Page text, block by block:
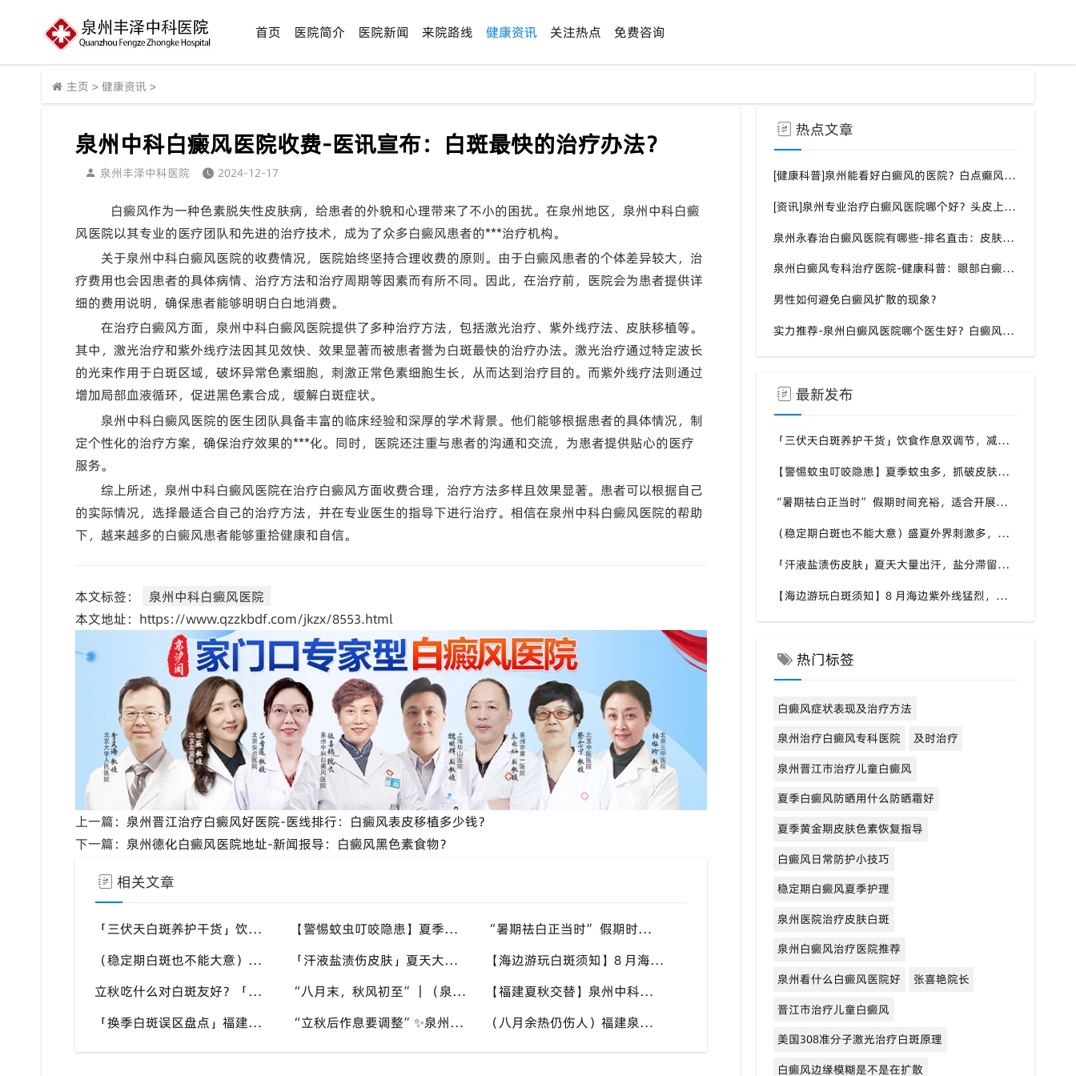
首页 医院简介 医院新闻 来院路线 健康资讯 关注热点 免费咨询
主页 > 健康资讯 >
泉州中科白癜风医院收费-医讯宣布：白斑最快的治疗办法？
泉州丰泽中科医院 2024-12-17
白癜风作为一种色素脱失性皮肤病，给患者的外貌和心理带来了不小的困扰。在泉州地区，泉州中科白癜
风医院以其专业的医疗团队和先进的治疗技术，成为了众多白癜风患者的***治疗机构。
关于泉州中科白癜风医院的收费情况，医院始终坚持合理收费的原则。由于白癜风患者的个体差异较大，治
疗费用也会因患者的具体病情、治疗方法和治疗周期等因素而有所不同。因此，在治疗前，医院会为患者提供详
细的费用说明，确保患者能够明明白白地消费。
在治疗白癜风方面，泉州中科白癜风医院提供了多种治疗方法，包括激光治疗、紫外线疗法、皮肤移植等。
其中，激光治疗和紫外线疗法因其见效快、效果显著而被患者誉为白斑最快的治疗办法。激光治疗通过特定波长
的光束作用于白斑区域，破坏异常色素细胞，刺激正常色素细胞生长，从而达到治疗目的。而紫外线疗法则通过
增加局部血液循环，促进黑色素合成，缓解白斑症状。
泉州中科白癜风医院的医生团队具备丰富的临床经验和深厚的学术背景。他们能够根据患者的具体情况，制
定个性化的治疗方案，确保治疗效果的***化。同时，医院还注重与患者的沟通和交流，为患者提供贴心的医疗
服务。
综上所述，泉州中科白癜风医院在治疗白癜风方面收费合理，治疗方法多样且效果显著。患者可以根据自己
的实际情况，选择最适合自己的治疗方法，并在专业医生的指导下进行治疗。相信在泉州中科白癜风医院的帮助
下，越来越多的白癜风患者能够重拾健康和自信。
本文标签：
泉州中科白癜风医院
本文地址：https://www.qzzkbdf.com/jkzx/8553.html
上一篇： 泉州晋江治疗白癜风好医院-医线排行：白癜风表皮移植多少钱？
下一篇： 泉州德化白癜风医院地址-新闻报导：白癜风黑色素食物？
相关文章
「三伏天白斑养护干货」饮食作息双调节，减少白斑加重诱因，福建泉州中科白癜风医院为福建白斑群体科普实用知识 【警惕蚊虫叮咬隐患】夏季蚊虫多，抓破皮肤易触发同形反应，福建泉州中科白癜风医院提醒白癜风患者做好防蚊护理
“暑期祛白正当时” 假期时间充裕，适合开展白斑系统干预，福建泉州中科白癜风医院分型分期定制白斑康复方案
（稳定期白斑也不能大意）盛夏外界刺激多，忽视防护也会复发，福建泉州中科白癜风医院分享白癜风夏季维持护理知识
「汗液盐渍伤皮肤」夏天大量出汗，盐分滞留刺激白斑患处，福建泉州中科白癜风医院讲解白癜风患者夏日皮肤清洁要点
【海边游玩白斑须知】8 月海边紫外线猛烈，白斑部位缺少黑色素保护，福建泉州中科白癜风医院科普出游白斑防护方案
立秋吃什么对白斑友好？「泉州中科白癜风医院」福建白癜风患者饮食不要盲目忌口
“八月末，秋风初至”｜（泉州）福建泉州中科白癜风医院，聊聊白癜风换季防护关键点
【福建夏秋交替】泉州中科白癜风医院，白癜风患者，入秋之后洗澡习惯也要多注意
「换季白斑误区盘点」福建泉州中科白癜风医院，白斑消长多变，科学对待才是正道
“立秋后作息要调整”✨泉州中科白癜风医院，白癜风患者，不良作息会影响皮肤状态 （八月余热仍伤人）福建泉州中科白癜风医院，白癜风外出，依旧要做好硬防晒措施
热点文章
[健康科普]泉州能看好白癜风的医院？白点癫风需要注意什么饮食？
[资讯]泉州专业治疗白癜风医院哪个好？头皮上有一块白色厚厚的头皮？
泉州永春治白癜风医院有哪些-排名直击：皮肤白斑是什么原因导致的？
泉州白癜风专科治疗医院-健康科普：眼部白癜风症状？
男性如何避免白癜风扩散的现象？
实力推荐-泉州白癜风医院哪个医生好？白癜风症状表现都有什么？
最新发布
「三伏天白斑养护干货」饮食作息双调节，减少白斑加重诱因，福建泉州中科白癜风医院为福建白斑群体科普实用知识
【警惕蚊虫叮咬隐患】夏季蚊虫多，抓破皮肤易触发同形反应，福建泉州中科白癜风医院提醒白癜风患者做好防蚊护理
“暑期祛白正当时” 假期时间充裕，适合开展白斑系统干预，福建泉州中科白癜风医院分型分期定制白斑康复方案
（稳定期白斑也不能大意）盛夏外界刺激多，忽视防护也会复发，福建泉州中科白癜风医院分享白癜风夏季维持护理知识
「汗液盐渍伤皮肤」夏天大量出汗，盐分滞留刺激白斑患处，福建泉州中科白癜风医院讲解白癜风患者夏日皮肤清洁要点
【海边游玩白斑须知】8 月海边紫外线猛烈，白斑部位缺少黑色素保护，福建泉州中科白癜风医院科普出游白斑防护方案
热门标签
白癜风症状表现及治疗方法
泉州治疗白癜风专科医院
及时治疗
泉州晋江市治疗儿童白癜风
夏季白癜风防晒用什么防晒霜好
夏季黄金期皮肤色素恢复指导
白癜风日常防护小技巧
稳定期白癜风夏季护理
泉州医院治疗皮肤白斑
泉州白癜风治疗医院推荐
泉州看什么白癜风医院好
张喜艳院长
晋江市治疗儿童白癜风
美国308准分子激光治疗白斑原理
白癜风边缘模糊是不是在扩散